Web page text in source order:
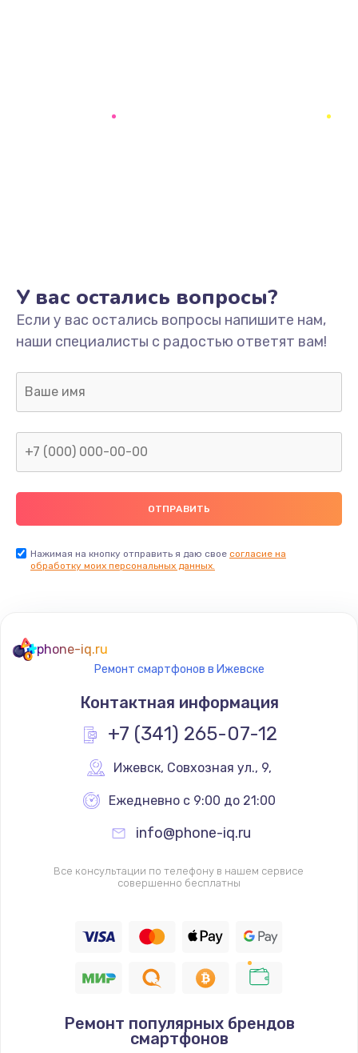
У вас остались вопросы?
Если у вас остались вопросы напишите нам,
наши специалисты с радостью ответят вам!
Нажимая на кнопку отправить я даю свое согласие на
обработку моих персональных данных.
phone-iq.ru
Ремонт смартфонов в Ижевске
Контактная информация
+7 (341) 265-07-12
Ижевск, Совхозная ул., 9,
Ежедневно с 9:00 до 21:00
info@phone-iq.ru
Все консультации по телефону в нашем сервисе
совершенно бесплатны
Ремонт популярных брендов
смартфонов